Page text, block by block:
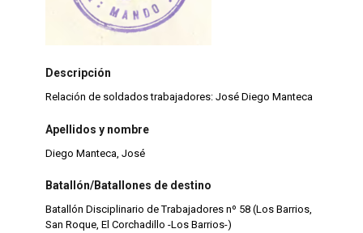
Descripción
Relación de soldados trabajadores: José Diego Manteca
Apellidos y nombre
Diego Manteca, José
Batallón/Batallones de destino
Batallón Disciplinario de Trabajadores nº 58 (Los Barrios,
San Roque, El Corchadillo -Los Barrios-)